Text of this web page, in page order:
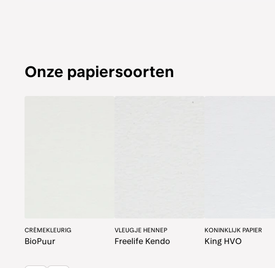
Onze papiersoorten
CRÈMEKLEURIG
BioPuur
VLEUGJE HENNEP
Freelife Kendo
KONINKLIJK PAPIER
King HVO